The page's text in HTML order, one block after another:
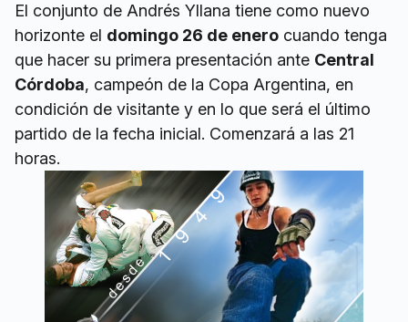
El conjunto de Andrés Yllana tiene como nuevo
horizonte el domingo 26 de enero cuando tenga
que hacer su primera presentación ante Central
Córdoba, campeón de la Copa Argentina, en
condición de visitante y en lo que será el último
partido de la fecha inicial. Comenzará a las 21
horas.